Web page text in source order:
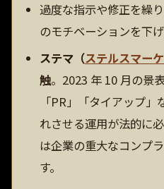
過度な指示や修正を繰
のモチベーションを下げ
ステマ（ステルスマー
触。2023 年 10 月の景
「PR」「タイアップ
れさせる運用が法的に
は企業の重大なコンプ
す。